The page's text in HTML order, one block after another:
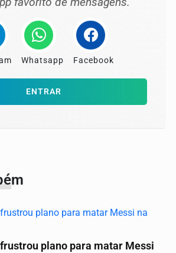
Whatsapp Facebook
ENTRAR
plano para matar Messi